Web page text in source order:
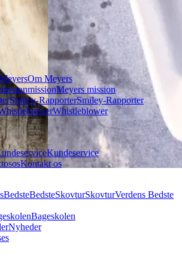
MeyersOm Meyers
missionMeyers mission
Smiley-RapporterSmiley-Rapporter
Whistleblower
Kundeservice
ososKontakt os
BedsteBedsteSkovturSkovturVerdens Bedste
Bageskolen
Nyheder